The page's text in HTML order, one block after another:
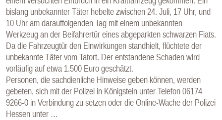
bislang unbekannter Täter hebelte zwischen 24. Juli, 17 Uhr, und
10 Uhr am darauffolgenden Tag mit einem unbekannten
Werkzeug an der Beifahrertür eines abgeparkten schwarzen Fiats.
Da die Fahrzeugtür den Einwirkungen standhielt, flüchtete der
unbekannte Täter vom Tatort. Der entstandene Schaden wird
vorläufig auf etwa 1.500 Euro geschätzt.
Personen, die sachdienliche Hinweise geben können, werden
gebeten, sich mit der Polizei in Königstein unter Telefon 06174
9266-0 in Verbindung zu setzen oder die Online-Wache der Polizei
Hessen unter …